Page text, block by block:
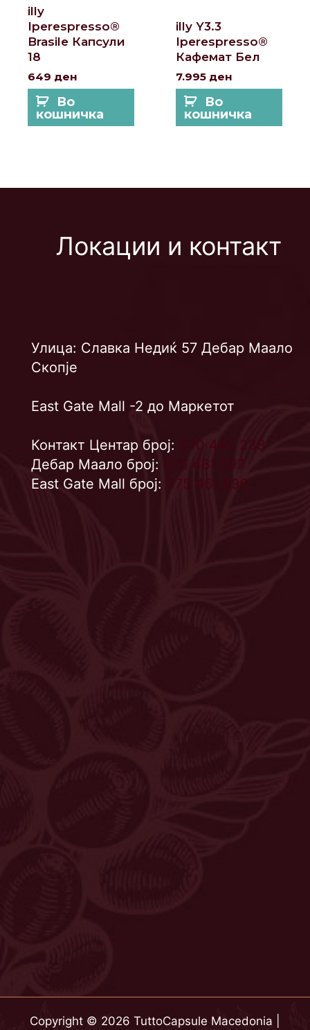
illy
Iperespresso®
Brasile Капсули
18
649 ден
Во
кошничка
illy Y3.3
Iperespresso®
Кафемат Бел
7.995 ден
Во
кошничка
Локации и контакт
Улица: Славка Недиќ 57 Дебар Маало
Скопје
East Gate Mall -2 до Маркетот
Контакт Центар број:
070 442 238
Дебар Маало број: 075 461 597
East Gate Mall број: 075 461 596
Copyright © 2026 TuttoCapsule Macedonia |